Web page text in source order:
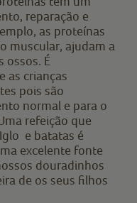
reparação e
as proteínas
muscular, ajudam a
ossos. É
as crianças
pois são
normal e para o
refeição que
e batatas é
excelente fonte
douradinhos
de os seus filhos